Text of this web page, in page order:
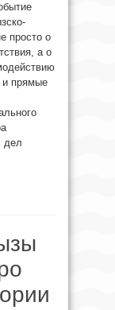
просто о
а о
и прямые
дел